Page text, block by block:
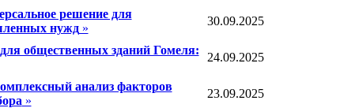
решение для
нужд»
30.09.2025
общественных зданий Гомеля:
24.09.2025
анализ факторов
»
23.09.2025